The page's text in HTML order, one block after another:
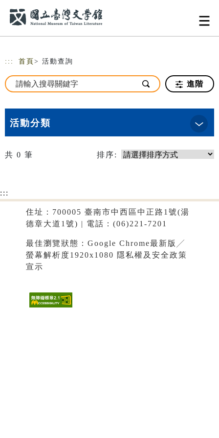
::: 首頁 > 活動查詢
進階
活動分類
共 0 筆 排序:
:::
住址：700005 臺南市中西區中正路1號(湯
德章大道1號) | 電話：(06)221-7201
最佳瀏覽狀態：Google Chrome最新版╱
螢幕解析度1920x1080 隱私權及安全政策
宣示